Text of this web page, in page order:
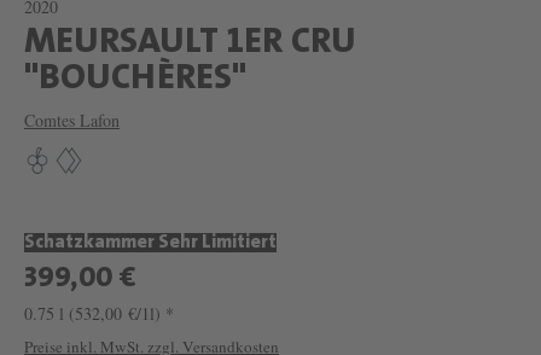
2020
MEURSAULT 1ER CRU
"BOUCHÈRES"
M
E
Comtes Lafon
Schatzkammer Sehr Limitiert
399,00 €
0.75 l (532,00 €/1l) *
Preise inkl. MwSt. zzgl. Versandkosten